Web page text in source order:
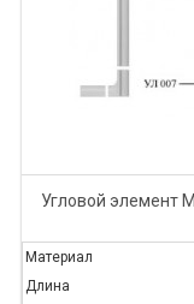
Угловой элемент
Материал
Длина